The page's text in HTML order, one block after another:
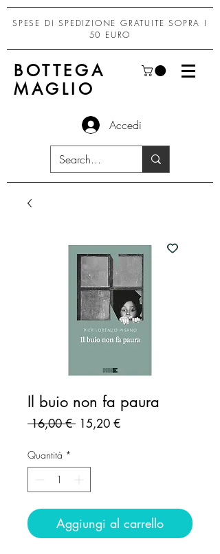
SPESE DI SPEDIZIONE GRATUITE SOPRA I
50 EURO
BOTTEGA
MAGLIO
Accedi
Il buio non fa paura
16,00 € Prezzo
15,20 €Prezzo
Quantità *
Aggiungi al carrello